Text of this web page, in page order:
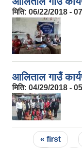
मिति: 06/22/2018 -
आलिताल गाउँ
मिति: 04/29/2018 -
Pages
« first